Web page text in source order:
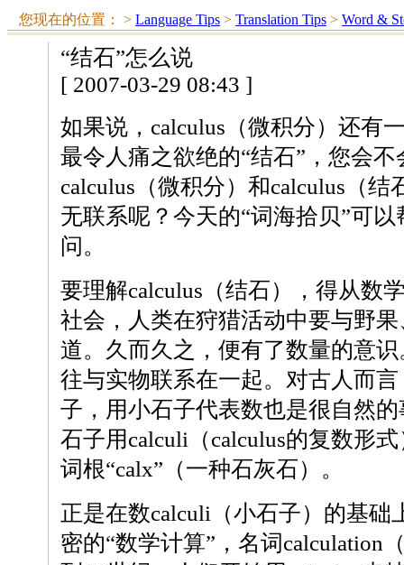
您现在的位置： > Language Tips > Translation Tips > Word &
“结石”怎么说
[ 2007-03-29 08:43 ]
如果说，calculus（微积分）还有
最令人痛之欲绝的“结石”，您会
calculus（微积分）和calculus（
无联系呢？今天的“词海拾贝”可
问。
要理解calculus（结石），得从数
社会，人类在狩猎活动中要与野
道。久而久之，便有了数量的意
往与实物联系在一起。对古人而
子，用小石子代表数也是很自然
石子用calculi（calculus的复数形
词根“calx”（一种石灰石）。
正是在数calculi（小石子）的基础
密的“数学计算”，名词calculation